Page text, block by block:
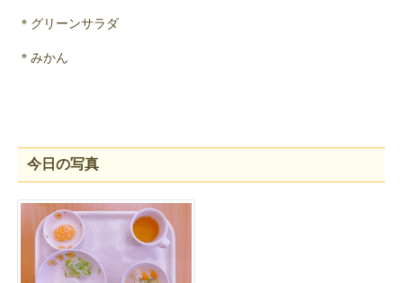
＊グリーンサラダ
＊みかん
今日の写真